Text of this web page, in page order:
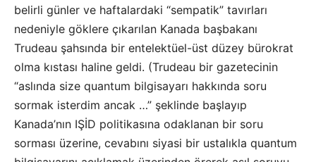
belirli günler ve haftalardaki “sempatik” tavırları
nedeniyle göklere çıkarılan Kanada başbakanı
Trudeau şahsında bir entelektüel-üst düzey bürokrat
olma kıstası haline geldi. (Trudeau bir gazetecinin
“aslında size quantum bilgisayarı hakkında soru
sormak isterdim ancak …” şeklinde başlayıp
Kanada’nın IŞİD politikasına odaklanan bir soru
sorması üzerine, cevabını siyasi bir ustalıkla quantum